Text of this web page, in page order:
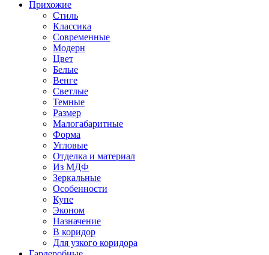
Прихожие
Стиль
Классика
Современные
Модерн
Цвет
Белые
Венге
Светлые
Темные
Размер
Малогабаритные
Форма
Угловые
Отделка и материал
Из МДФ
Зеркальные
Особенности
Купе
Эконом
Назначение
В коридор
Для узкого коридора